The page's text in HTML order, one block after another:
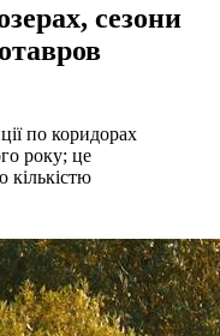
сезони
по коридорах
року; це
кількістю